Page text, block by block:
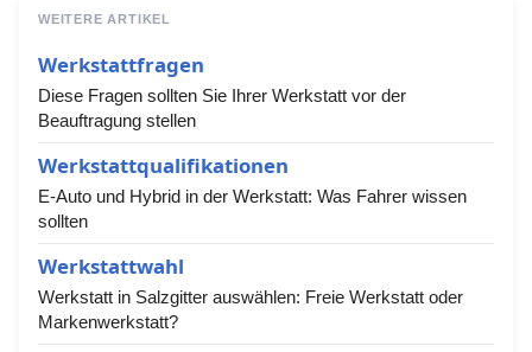
WEITERE ARTIKEL
Werkstattfragen
Diese Fragen sollten Sie Ihrer Werkstatt vor der
Beauftragung stellen
Werkstattqualifikationen
E-Auto und Hybrid in der Werkstatt: Was Fahrer wissen
sollten
Werkstattwahl
Werkstatt in Salzgitter auswählen: Freie Werkstatt oder
Markenwerkstatt?